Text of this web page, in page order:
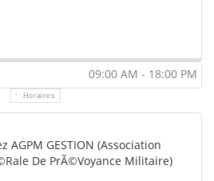
09:00 AM - 18:00 PM
Horaires
AGPM GESTION (Association
De PrÃ©voyance Militaire)